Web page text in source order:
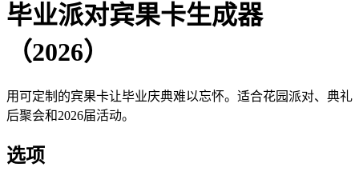
毕业派对宾果卡生成器
（2026）
用可定制的宾果卡让毕业庆典难以忘怀。适合花园派对、典礼
后聚会和2026届活动。
选项